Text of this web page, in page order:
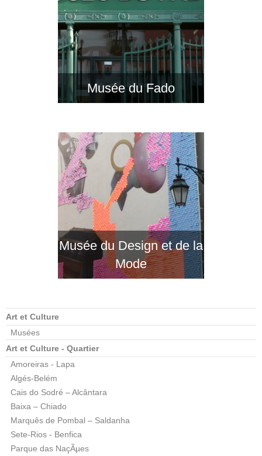
Musée du Fado
Musée du Design et de la
Mode
Art et Culture
Musées
Art et Culture - Quartier
Amoreiras - Lapa
Algés-Belém
Cais do Sodré – Alcântara
Baixa – Chiado
Marquês de Pombal – Saldanha
Sete-Rios - Benfica
Parque das NaçÃµes